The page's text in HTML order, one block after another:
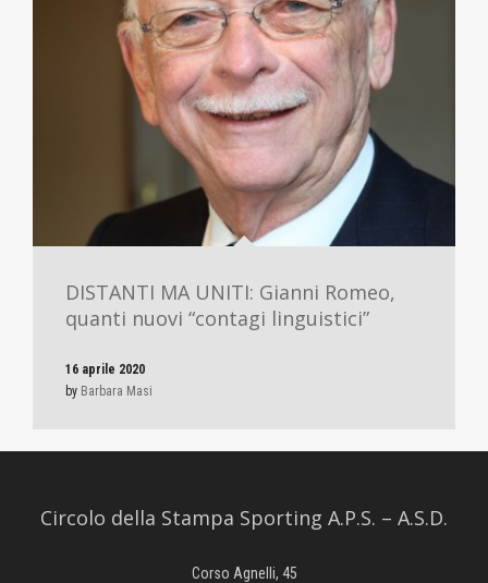
DISTANTI MA UNITI: Gianni Romeo,
quanti nuovi “contagi linguistici”
16 aprile 2020
by Barbara Masi
Circolo della Stampa Sporting A.P.S. – A.S.D.
Corso Agnelli, 45